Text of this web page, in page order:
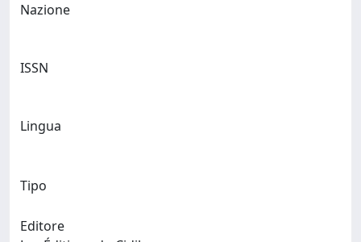
Nazione
ISSN
Lingua
Tipo
Editore